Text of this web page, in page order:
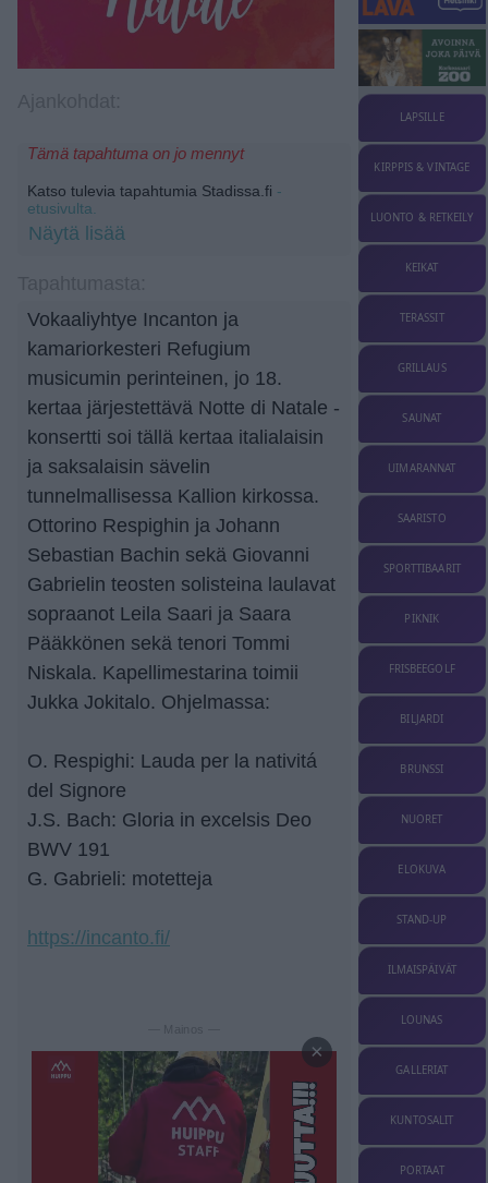
Tämä tapahtuma on jo mennyt
Katso tulevia tapahtumia Stadissa.fi -
etusivulta.
Näytä lisää
Vokaaliyhtye Incanton ja
kamariorkesteri Refugium
musicumin perinteinen, jo 18.
kertaa järjestettävä Notte di Natale -
konsertti soi tällä kertaa italialaisin
ja saksalaisin sävelin
tunnelmallisessa Kallion kirkossa.
Ottorino Respighin ja Johann
Sebastian Bachin sekä Giovanni
Gabrielin teosten solisteina laulavat
sopraanot Leila Saari ja Saara
Pääkkönen sekä tenori Tommi
Niskala. Kapellimestarina toimii
Jukka Jokitalo. Ohjelmassa:
O. Respighi: Lauda per la nativitá
del Signore
J.S. Bach: Gloria in excelsis Deo
BWV 191
G. Gabrieli: motetteja
https://incanto.fi/
— Mainos —
×
LAPSILLE
KIRPPIS & VINTAGE
LUONTO & RETKEILY
KEIKAT
TERASSIT
GRILLAUS
SAUNAT
UIMARANNAT
SAARISTO
SPORTTIBAARIT
PIKNIK
FRISBEEGOLF
BILJARDI
BRUNSSI
NUORET
ELOKUVA
STAND-UP
ILMAISPÄIVÄT
LOUNAS
GALLERIAT
KUNTOSALIT
PORTAAT